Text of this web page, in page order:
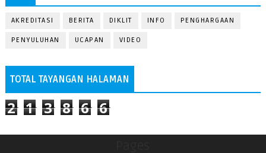
AKREDITASI BERITA DIKLIT INFO PENGHARGAAN
PENYULUHAN UCAPAN VIDEO
TOTAL TAYANGAN HALAMAN
2 1 3 8 6 6